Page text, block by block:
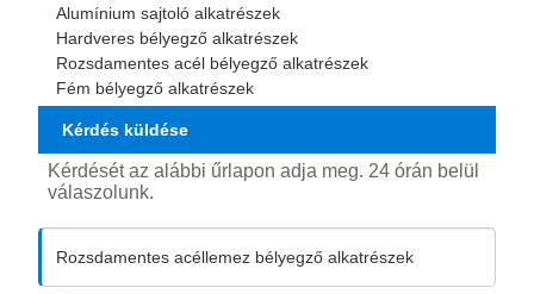
Alumínium sajtoló alkatrészek
Hardveres bélyegző alkatrészek
Rozsdamentes acél bélyegző alkatrészek
Fém bélyegző alkatrészek
Kérdés küldése
Kérdését az alábbi űrlapon adja meg. 24 órán belül
válaszolunk.